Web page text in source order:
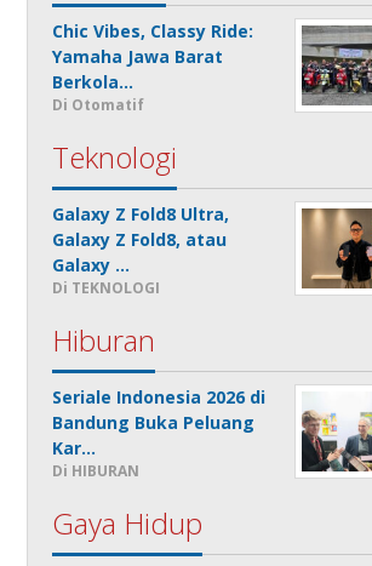
Chic Vibes, Classy Ride:
Yamaha Jawa Barat
Berkola…
Di Otomatif
Teknologi
Galaxy Z Fold8 Ultra,
Galaxy Z Fold8, atau
Galaxy …
Di TEKNOLOGI
Hiburan
Seriale Indonesia 2026 di
Bandung Buka Peluang
Kar…
Di HIBURAN
Gaya Hidup